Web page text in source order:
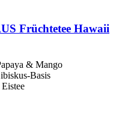
Früchtetee Hawaii
& Mango
Basis